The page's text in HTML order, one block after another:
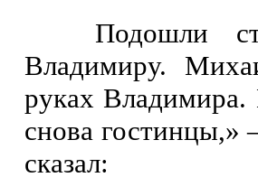
Подошли
Владимиру.
руках Владимира.
снова гостинцы,»
сказал: